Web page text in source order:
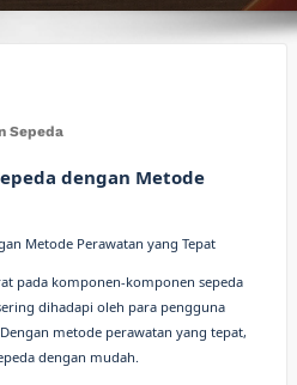
Sepeda
dengan Metode
Metode Perawatan yang Tepat
pada komponen-komponen sepeda
dihadapi oleh para pengguna
metode perawatan yang tepat,
dengan mudah.